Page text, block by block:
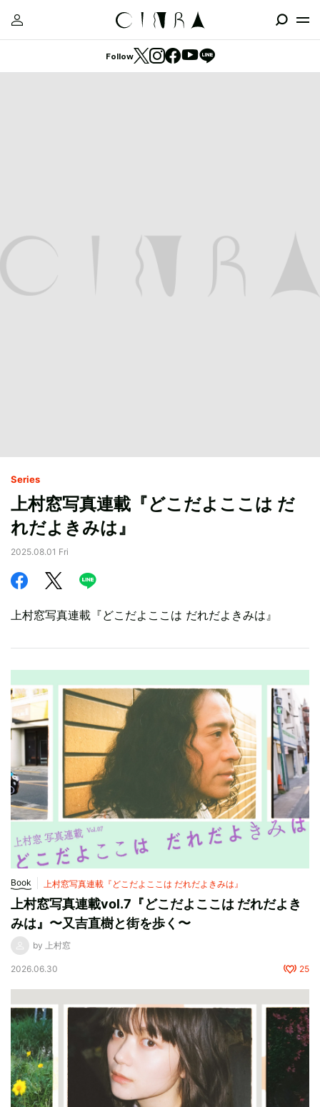
Follow
Series
上村窓写真連載『どこだよここは だ
れだよきみは』
2025.08.01 Fri
上村窓写真連載『どこだよここは だれだよきみは』
Book 上村窓写真連載『どこだよここは だれだよきみは』
上村窓写真連載vol.7『どこだよここは だれだよき
みは』〜又吉直樹と街を歩く〜
by 上村窓
2026.06.30 25